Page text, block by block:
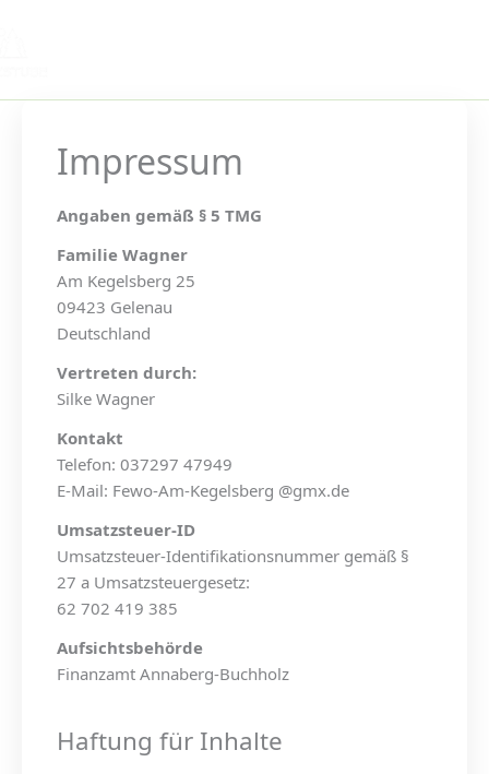
Impressum
Angaben gemäß § 5 TMG
Familie Wagner
Am Kegelsberg 25
09423 Gelenau
Deutschland
Vertreten durch:
Silke Wagner
Kontakt
Telefon: 037297 47949
E-Mail: Fewo-Am-Kegelsberg @gmx.de
Umsatzsteuer-ID
Umsatzsteuer-Identifikationsnummer gemäß §
27 a Umsatzsteuergesetz:
62 702 419 385
Aufsichtsbehörde
Finanzamt Annaberg-Buchholz
Haftung für Inhalte